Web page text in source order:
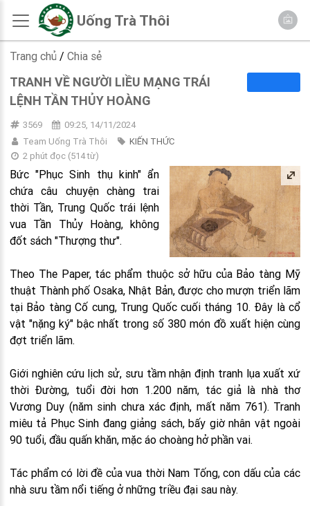
Uống Trà Thôi
Trang chủ / Chia sẻ
TRANH VỀ NGƯỜI LIỀU MẠNG TRÁI
LỆNH TẦN THỦY HOÀNG
3569
09:25, 14/11/2024
Team Uống Trà Thôi
KIẾN THỨC
2 phút đọc(514từ)
Bức "Phục Sinh thụ kinh" ẩn
chứa câu chuyện chàng trai
thời Tần, Trung Quốc trái lệnh
vua Tần Thủy Hoàng, không
đốt sách "Thượng thư".
Theo The Paper, tác phẩm thuộc sở hữu của Bảo tàng Mỹ
thuật Thành phố Osaka, Nhật Bản, được cho mượn triển lãm
tại Bảo tàng Cố cung, Trung Quốc cuối tháng 10. Đây là cổ
vật "nặng ký" bậc nhất trong số 380 món đồ xuất hiện cùng
đợt triển lãm.
Giới nghiên cứu lịch sử, sưu tầm nhận định tranh lụa xuất xứ
thời Đường, tuổi đời hơn 1.200 năm, tác giả là nhà thơ
Vương Duy (năm sinh chưa xác định, mất năm 761). Tranh
miêu tả Phục Sinh đang giảng sách, bấy giờ nhân vật ngoài
90 tuổi, đầu quấn khăn, mặc áo choàng hở phần vai.
Tác phẩm có lời đề của vua thời Nam Tống, con dấu của các
nhà sưu tầm nổi tiếng ở những triều đại sau này.